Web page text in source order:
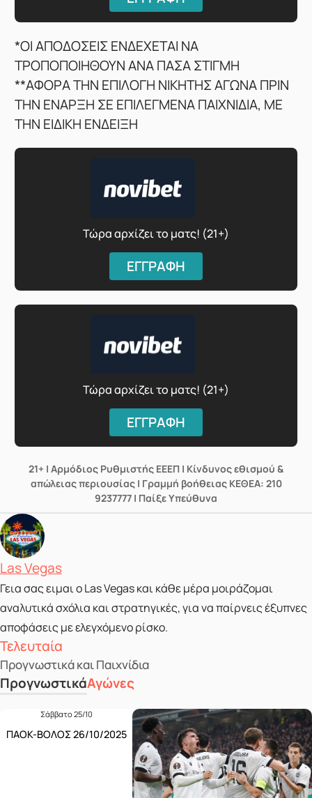
Τελευταία
Προγνωστικά και Παιχνίδια
ΠρογνωστικάΑγώνες
Σάββατο 25/10
ΠΑΟΚ-ΒΟΛΟΣ 26/10/2025
*ΟΙ ΑΠΟΔΟΣΕΙΣ ΕΝΔΕΧΕΤΑΙ ΝΑ
ΤΡΟΠΟΠΟΙΗΘΟΥΝ ΑΝΑ ΠΑΣΑ ΣΤΙΓΜΗ
**ΑΦΟΡΑ ΤΗΝ ΕΠΙΛΟΓΗ ΝΙΚΗΤΗΣ ΑΓΩΝΑ ΠΡΙΝ
ΤΗΝ ΕΝΑΡΞΗ ΣΕ ΕΠΙΛΕΓΜΕΝΑ ΠΑΙΧΝΙΔΙΑ, ΜΕ
ΤΗΝ ΕΙΔΙΚΗ ΕΝΔΕΙΞΗ
Τώρα αρχίζει το ματς! (21+)
ΕΓΓΡΑΦΗ
Τώρα αρχίζει το ματς! (21+)
ΕΓΓΡΑΦΗ
21+ | Αρμόδιος Ρυθμιστής ΕΕΕΠ | Κίνδυνος εθισμού &
απώλειας περιουσίας | Γραμμή βοήθειας ΚΕΘΕΑ: 210
9237777 | Παίξε Υπεύθυνα
Posted by
Las Vegas
Γεια σας ειμαι ο Las Vegas και κάθε μέρα μοιράζομαι
αναλυτικά σχόλια και στρατηγικές, για να παίρνεις έξυπνες
αποφάσεις με ελεγχόμενο ρίσκο.